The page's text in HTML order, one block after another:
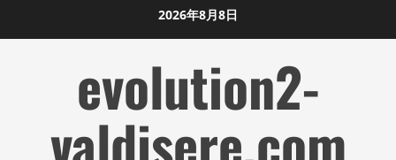
ン
2026年8月8日
evolution2-
valdisere.com